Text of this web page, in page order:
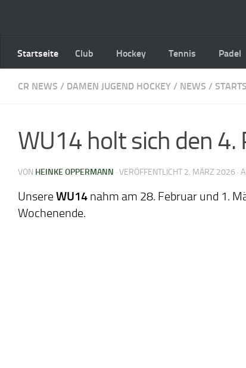
Startseite Club Hockey Tennis Padel
CR NEWS / DAMEN JUGEND HOCKEY / NEWS /
WU14 holt sich den
VON HEINKE OPPERMANN · VERÖFFENTLICHT 2. MÄRZ 2026 ·
UnsereWU14 nahm am 28. Februar und 1.
Wochenende.